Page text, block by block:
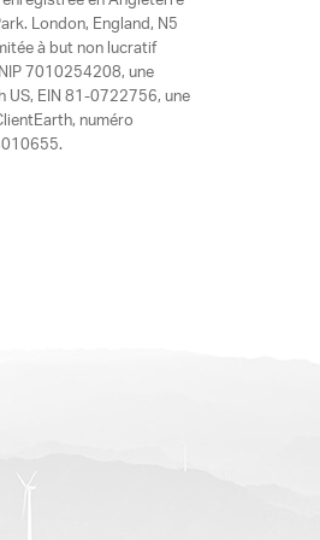
London, England, N5
à but non lucratif
7010254208, une
US, EIN 81-0722756, une
numéro